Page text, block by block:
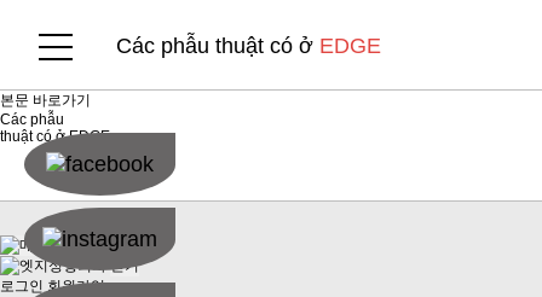
Các phẫu thuật có ở EDGE
본문 바로가기
Các phẫu
thuật có ởEDGE
닫기
로그인 회원가입